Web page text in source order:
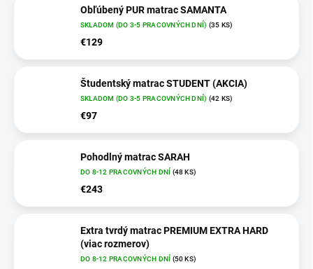
Obľúbený PUR matrac SAMANTA
SKLADOM (DO 3-5 PRACOVNÝCH DNÍ) (35 KS)
€129
Študentský matrac STUDENT (AKCIA)
SKLADOM (DO 3-5 PRACOVNÝCH DNÍ) (42 KS)
€97
Pohodlný matrac SARAH
DO 8-12 PRACOVNÝCH DNÍ (48 KS)
€243
Extra tvrdý matrac PREMIUM EXTRA HARD
(viac rozmerov)
DO 8-12 PRACOVNÝCH DNÍ (50 KS)